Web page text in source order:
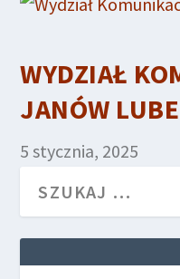
WYDZIAŁ
JANÓW
5 stycznia, 2025